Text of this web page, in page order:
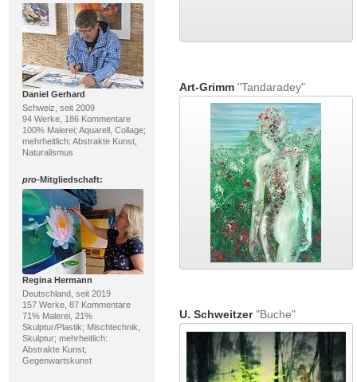
Daniel Gerhard
Schweiz, seit 2009
94 Werke, 186 Kommentare
100% Malerei; Aquarell, Collage;
mehrheitlich: Abstrakte Kunst,
Naturalismus
pro-Mitgliedschaft:
Regina Hermann
Deutschland, seit 2019
157 Werke, 87 Kommentare
71% Malerei, 21%
Skulptur/Plastik; Mischtechnik,
Skulptur; mehrheitlich:
Abstrakte Kunst,
Gegenwartskunst
Art-Grimm"Tandaradey"
U. Schweitzer"Buche"